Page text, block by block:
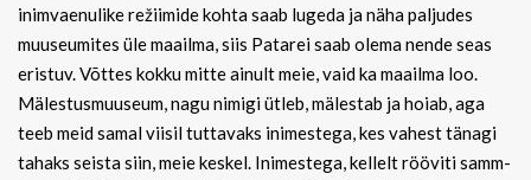
inimvaenulike režiimide kohta saab lugeda ja näha paljudes
muuseumites üle maailma, siis Patarei saab olema nende seas
eristuv. Võttes kokku mitte ainult meie, vaid ka maailma loo.
Mälestusmuuseum, nagu nimigi ütleb, mälestab ja hoiab, aga
teeb meid samal viisil tuttavaks inimestega, kes vahest tänagi
tahaks seista siin, meie keskel. Inimestega, kellelt rööviti samm-